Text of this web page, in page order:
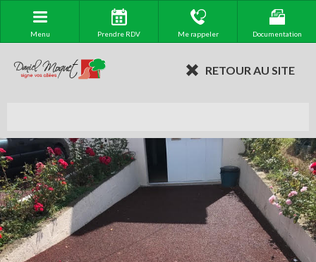
Menu Prendre RDV Me rappeler Documentation
RETOUR AU SITE